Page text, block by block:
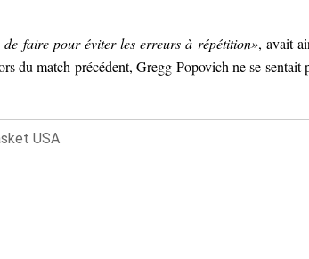
faire pour éviter les erreurs à répétition», avait
du match précédent, Gregg Popovich ne se sentait
USA